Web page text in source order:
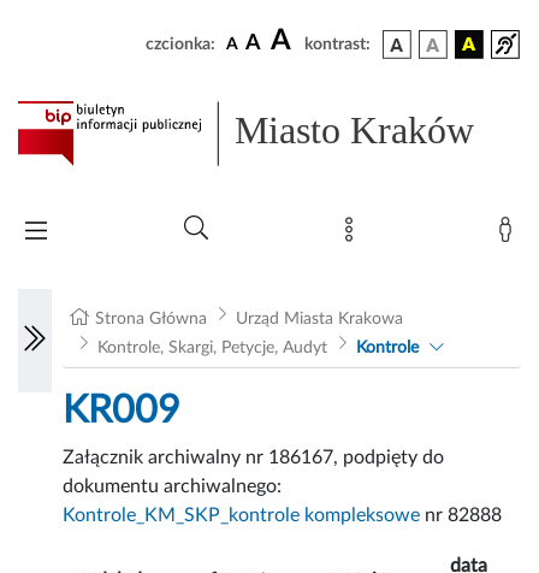
czcionka: A A A kontrast:
Miasto Kraków
Strona Główna
Urząd Miasta Krakowa
Kontrole, Skargi, Petycje, Audyt
Kontrole
KR009
Załącznik archiwalny nr 186167, podpięty do
dokumentu archiwalnego:
Kontrole_KM_SKP_kontrole kompleksowe nr 82888
data